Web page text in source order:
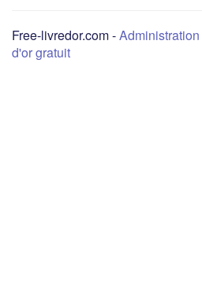
Free-livredor.com -Administration
d'or gratuit